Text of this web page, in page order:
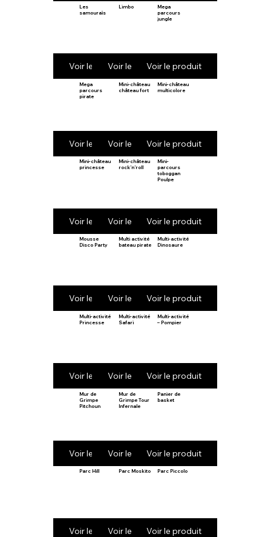
Les
samouraïs
Voir le produit
Limbo
Voir le produit
Mega
parcours
jungle
Voir le produit
Mega
parcours
pirate
Voir le produit
Mini-château
château fort
Voir le produit
Mini-château
multicolore
Voir le produit
Mini-château
princesse
Voir le produit
Mini-château
rock’n’roll
Voir le produit
Mini-
parcours
toboggan
Poulpe
Voir le produit
Mousse
Disco Party
Voir le produit
Multi activité
bateau pirate
Voir le produit
Multi-activité
Dinosaure
Voir le produit
Multi-activité
Princesse
Voir le produit
Multi-activité
Safari
Voir le produit
Multi-activité
– Pompier
Voir le produit
Mur de
Grimpe
Pitchoun
Voir le produit
Mur de
Grimpe Tour
Infernale
Voir le produit
Panier de
basket
Voir le produit
Parc Hill
Voir le produit
Parc Moskito
Voir le produit
Parc Piccolo
Voir le produit